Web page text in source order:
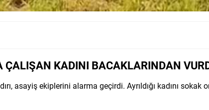
ÇALIŞAN KADINI BACAKLARINDAN
asayiş ekiplerini alarma geçirdi. Ayrıldığı kadını sokak